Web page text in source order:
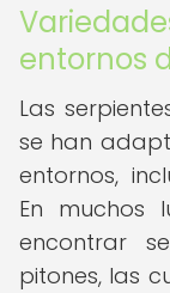
entornos
Las
se han
entornos,
En muchos
encontrar
pitones, las